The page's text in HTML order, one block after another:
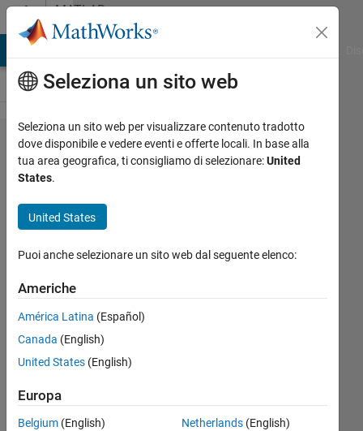
Vai al contenutoMATLAB
Answers
How to
average
chunks of
vector
based on
the
criteria of
another
balsip
Seleziona un sito web
Seleziona un sito web per visualizzare contenuto tradotto
dove disponibile e vedere eventi e offerte locali. In base alla
tua area geografica, ti consigliamo di selezionare:United
States.
United States
Puoi anche selezionare un sito web dal seguente elenco:
Americhe
América Latina (Español)
Canada (English)
United States (English)
Europa
Belgium (English)
Netherlands(English)